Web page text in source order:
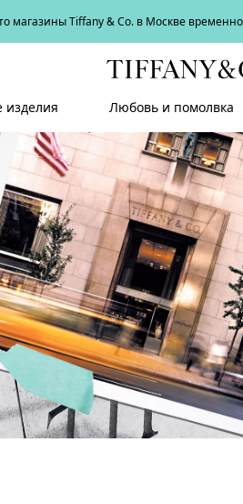
магазины Tiffany & Co. в Москве
Любовь и помолвка